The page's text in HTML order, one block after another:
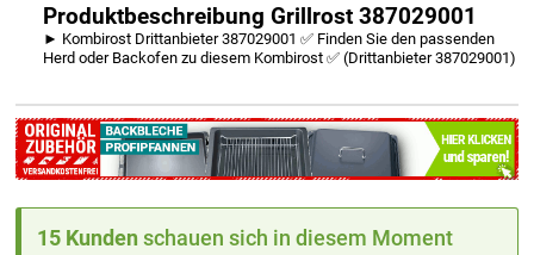
Produktbeschreibung Grillrost 387029001
► Kombirost Drittanbieter 387029001 ✅ Finden Sie den passenden
Herd oder Backofen zu diesem Kombirost ✅ (Drittanbieter 387029001)
15 Kunden schauen sich in diesem Moment